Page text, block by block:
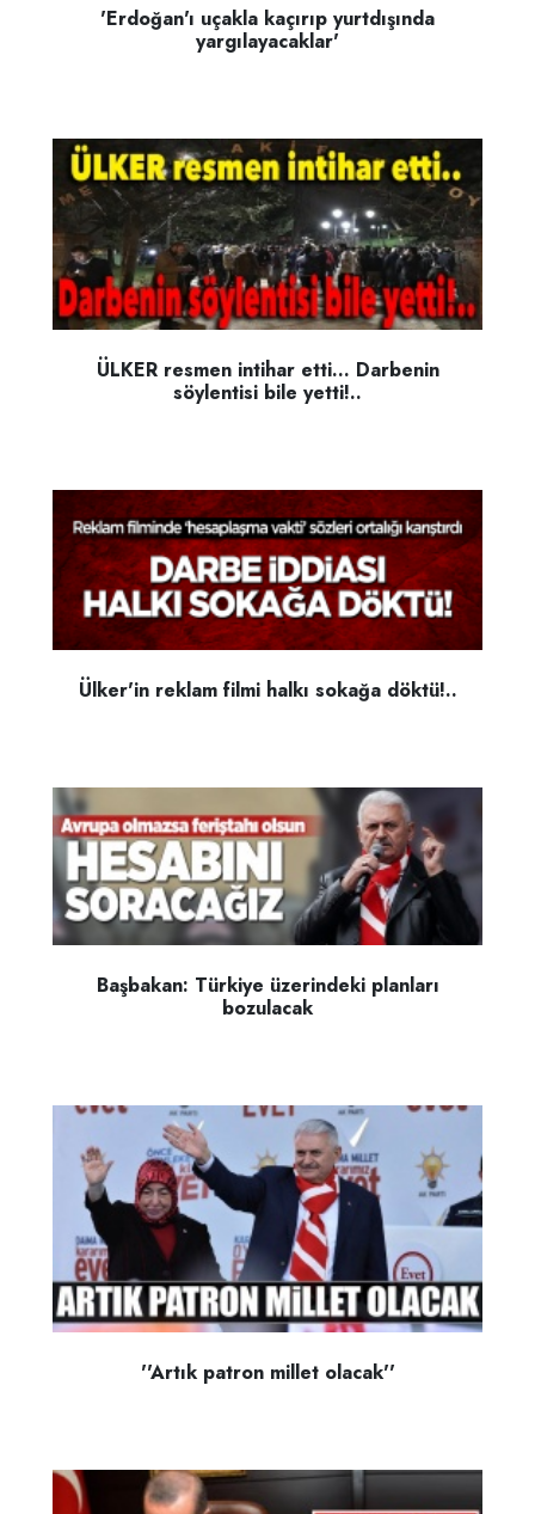
'Erdoğan'ı uçakla kaçırıp yurtdışında
yargılayacaklar'
ÜLKER resmen intihar etti... Darbenin
söylentisi bile yetti!..
Ülker'in reklam filmi halkı sokağa döktü!..
Başbakan: Türkiye üzerindeki planları
bozulacak
''Artık patron millet olacak''